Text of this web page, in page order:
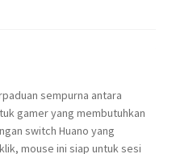
sempurna antara
gamer yang membutuhkan
switch Huano yang
mouse ini siap untuk sesi